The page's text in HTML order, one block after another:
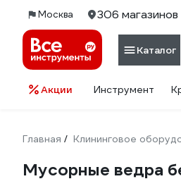
Москва 306 магазинов
Каталог
Акции Инструмент
Главная / Клининговое
Мусорные ведра